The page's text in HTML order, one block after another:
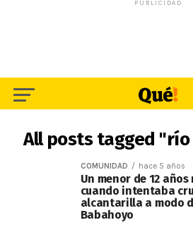
PUBLICIDAD
All posts tagged "río
COMUNIDAD hace 5 años
Un menor de 12
cuando intentaba
alcantarilla a modo
Babahoyo